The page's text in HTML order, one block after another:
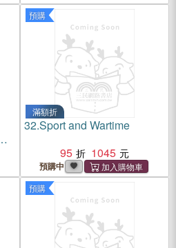
預購
滿額折
32.Sport and Wartime
95
1045
預購中
預購